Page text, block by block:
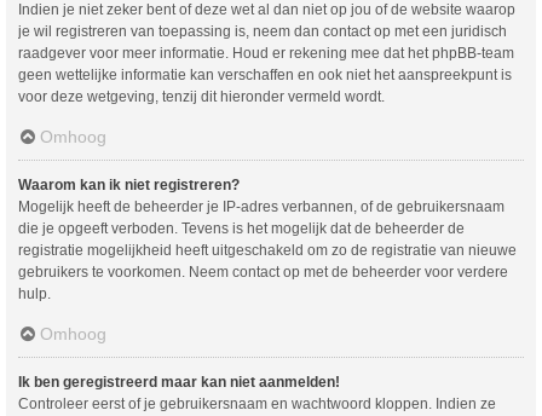
Indien je niet zeker bent of deze wet al dan niet op jou of de website waarop
je wil registreren van toepassing is, neem dan contact op met een juridisch
raadgever voor meer informatie. Houd er rekening mee dat het phpBB-team
geen wettelijke informatie kan verschaffen en ook niet het aanspreekpunt is
voor deze wetgeving, tenzij dit hieronder vermeld wordt.
Omhoog
Waarom kan ik niet registreren?
Mogelijk heeft de beheerder je IP-adres verbannen, of de gebruikersnaam
die je opgeeft verboden. Tevens is het mogelijk dat de beheerder de
registratie mogelijkheid heeft uitgeschakeld om zo de registratie van nieuwe
gebruikers te voorkomen. Neem contact op met de beheerder voor verdere
hulp.
Omhoog
Ik ben geregistreerd maar kan niet aanmelden!
Controleer eerst of je gebruikersnaam en wachtwoord kloppen. Indien ze